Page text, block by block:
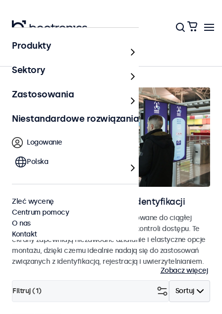
Strona główna
Ekrany do kontroli dostępu i identyfikacji
Monitory i ekrany dotykowe zaprojektowane do ciągłej
pracy i płynnej integracji z systemami kontroli dostępu. Te
ekrany zapewniają niezawodne działanie i elastyczne opcje
montażu, dzięki czemu idealnie nadają się do zastosowań
związanych z identyfikacją, rejestracją i uwierzytelnianiem.
Zobacz więcej
Sortuj
Filtruj (1)
Produkty
Sektory
Zastosowania
Niestandardowe rozwiązania
Logowanie
Polska
Zleć wycenę
Centrum pomocy
O nas
Kontakt